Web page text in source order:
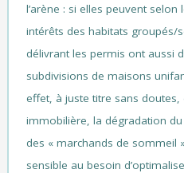
l’arène : si elles peuvent
intérêts des habitats groupés/
délivrant les permis ont aussi
subdivisions de maisons
effet, à juste titre sans doutes,
immobilière, la dégradation
des « marchands de sommeil
sensible au besoin